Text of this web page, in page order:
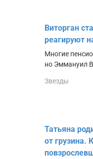
Виторган
реагируют
Многие
но Эммануил
Звезды
Татьяна
от грузина.